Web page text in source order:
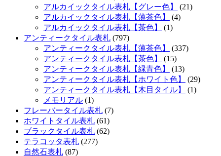
アルカイックタイル表札【グレー色】
(21)
アルカイックタイル表札【薄茶色】
(4)
アルカイックタイル表札【茶色】
(1)
アンティークタイル表札 (797)
アンティークタイル表札【薄茶色】
(337)
アンティークタイル表札【茶色】
(15)
アンティークタイル表札【緑青色】
(13)
アンティークタイル表札【ホワイト色】
(29)
アンティークタイル表札【木目タイル】
(1)
メモリアル (1)
フレーバータイル表札 (7)
ホワイトタイル表札 (61)
ブラックタイル表札 (62)
テラコッタ表札 (277)
自然石表札 (87)